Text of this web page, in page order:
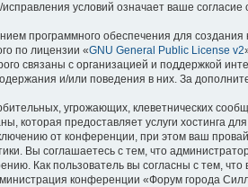
условий означает ваше согласие
программного обеспечения для
по лицензии «GNU General Public License v2
связаны с организацией и поддержкой
и/или поведения в них. За
угрожающих, клеветнических
которая предоставляет услуги хостинга
от конференции, при этом ваш
Вы соглашаетесь с тем, что
Как пользователь вы согласны с тем,
конференции «Форум города